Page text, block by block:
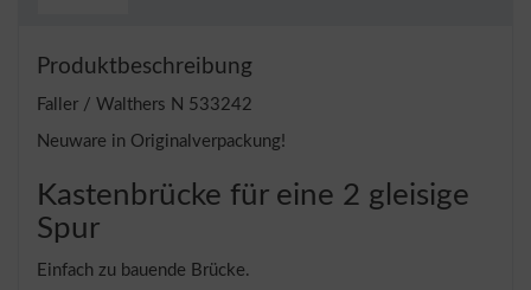
Produktbeschreibung
Faller / Walthers N 533242
Neuware in Originalverpackung!
Kastenbrücke für eine 2 gleisige
Spur
Einfach zu bauende Brücke.